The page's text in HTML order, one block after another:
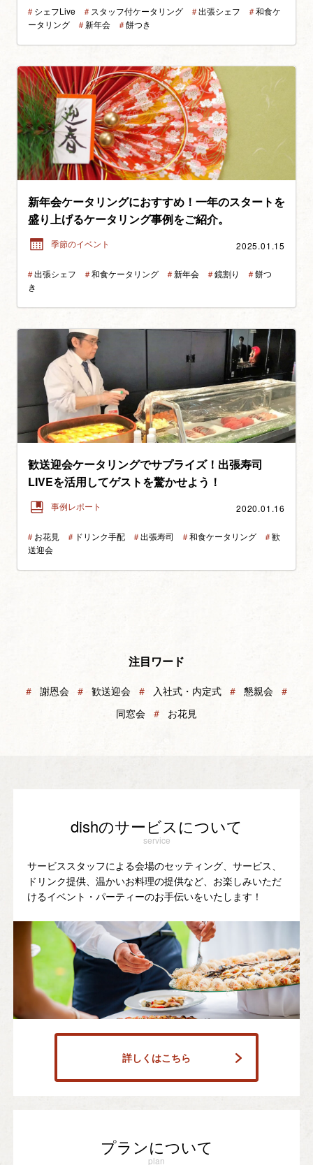
＃シェフLive ＃ スタッフ付ケータリング ＃出張シェフ ＃和食ケ
ータリング
＃新年会 ＃餅つき
新年会ケータリングにおすすめ！一年のスタートを
盛り上げるケータリング事例をご紹介。
季節のイベント 2025.01.15
＃出張シェフ ＃和食ケータリング ＃新年会 ＃鏡割り ＃餅つ
き
歓送迎会ケータリングでサプライズ！出張寿司
LIVEを活用してゲストを驚かせよう！
事例レポート 2020.01.16
＃お花見 ＃ ドリンク手配 ＃出張寿司 ＃和食ケータリング ＃歓
送迎会
注目ワード
＃ 謝恩会 ＃ 歓送迎会 ＃ 入社式・内定式 ＃ 懇親会 ＃
同窓会 ＃ お花見
dishのサービスについて
service
サービススタッフによる会場のセッティング、サービス、
ドリンク提供、温かいお料理の提供など、お楽しみいただ
けるイベント・パーティーのお手伝いをいたします！
詳しくはこちら
プランについて
plan